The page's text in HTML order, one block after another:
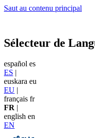
Saut au contenu principal
Sélecteur de
español es
ES |
euskara eu
EU |
français fr
FR |
english en
EN